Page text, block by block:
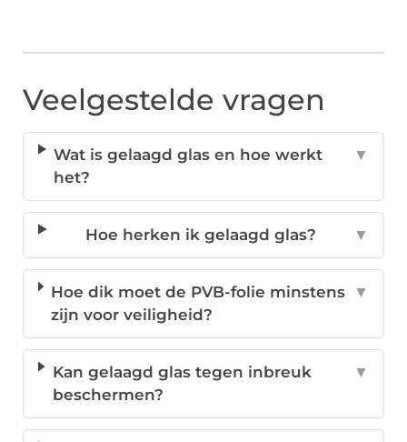
Veelgestelde vragen
Wat is gelaagd glas en hoe werkt
het?
▼
Hoe herken ik gelaagd glas? ▼
Hoe dik moet de PVB-folie minstens
zijn voor veiligheid?
▼
Kan gelaagd glas tegen inbreuk
beschermen?
▼